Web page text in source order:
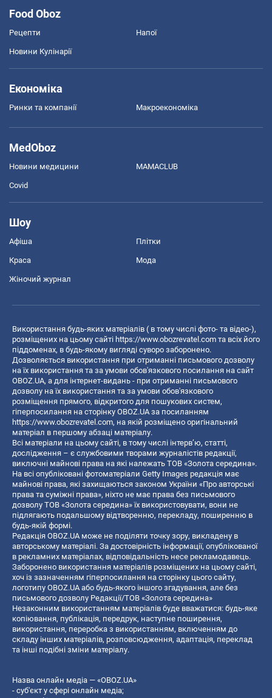
Food Oboz
Рецепти Напої
Новини Кулінарії
Економіка
Ринки та компанії Макроекономіка
MedOboz
Новини медицини MAMACLUB
Covid
Шоу
Афіша Плітки
Краса Мода
Жіночий журнал
Використання будь-яких матеріалів ( в тому числі фото- та відео-),
розміщених на цьому сайті https://www.obozrevatel.com та всіх його
піддоменах, в будь-якому вигляді суворо заборонено.
Дозволяється використання при отриманні письмового дозволу
на їх використання та за умови обов'язкового посилання на сайт
OBOZ.UA, а для інтернет-видань - при отриманні письмового
дозволу на їх використання та за умови обов'язкового
розміщення прямого, відкритого для пошукових систем,
гіперпосилання на сторінку OBOZ.UA за посиланням
https://www.obozrevatel.com, на якій розміщено оригінальний
матеріал в першому абзаці матеріалу.
Всі матеріали на цьому сайті, в тому числі інтерв’ю, статті,
дослідження – є службовими творами журналістів редакції,
виключні майнові права на які належать ТОВ «Золота середина».
На всі опубліковані фотоматеріали Getty Images редакція має
майнові права, які захищаються законом України «Про авторські
права та суміжні права», ніхто не має права без письмового
дозволу ТОВ «Золота середина» їх використовувати, вони не
підлягають подальшому відтворенню, перекладу, поширенню в
будь-якій формі.
Редакція OBOZ.UA може не поділяти точку зору, викладену в
авторському матеріалі. За достовірність інформації, опублікованої
в рекламних матеріалах, відповідальність несе рекламодавець.
Заборонено використання матеріалів розміщених на цьому сайті,
хоч із зазначенням гіперпосилання на сторінку цього сайту,
логотипу OBOZ.UA або будь-якого іншого згадування, але без
письмового дозволу Редакції/ТОВ «Золота середина»
Незаконним використанням матеріалів буде вважатися: будь-яке
копiювання, публiкацiя, передрук, наступне поширення,
використання, переробка з використанням, включенням до
складу інших матеріалів, розповсюдження, адаптація, переклад
та інші подібні зміни матеріалу.
Назва онлайн медіа — «OBOZ.UA»
- суб'єкт у сфері онлайн медіа;